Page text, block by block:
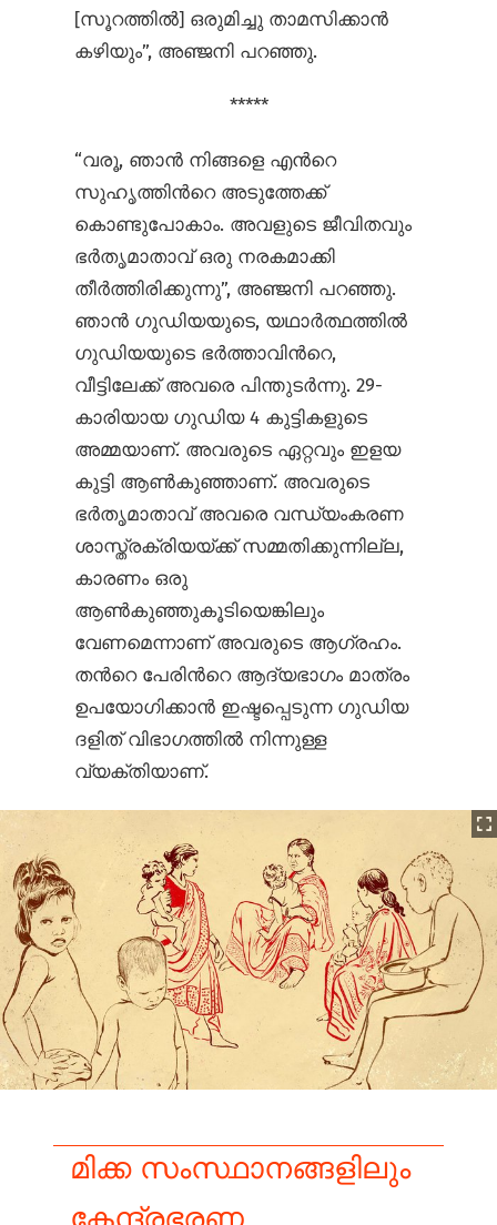
[സൂറത്തില്‍] ഒരുമിച്ചു താമസിക്കാന്‍
കഴിയും”, അഞ്ജനി പറഞ്ഞു.
*****
“വരൂ, ഞാന്‍ നിങ്ങളെ എന്‍റെ
സുഹൃത്തിന്‍റെ അടുത്തേക്ക്
കൊണ്ടുപോകാം. അവളുടെ ജീവിതവും
ഭര്‍തൃമാതാവ് ഒരു നരകമാക്കി
തീര്‍ത്തിരിക്കുന്നു”, അഞ്ജനി പറഞ്ഞു.
ഞാന്‍ ഗുഡിയയുടെ, യഥാര്‍ത്ഥത്തില്‍
ഗുഡിയയുടെ ഭര്‍ത്താവിന്‍റെ,
വീട്ടിലേക്ക് അവരെ പിന്തുടര്‍ന്നു. 29-
കാരിയായ ഗുഡിയ 4 കുട്ടികളുടെ
അമ്മയാണ്. അവരുടെ ഏറ്റവും ഇളയ
കുട്ടി ആണ്‍കുഞ്ഞാണ്. അവരുടെ
ഭര്‍തൃമാതാവ് അവരെ വന്ധ്യംകരണ
ശാസ്ത്രക്രിയയ്ക്ക് സമ്മതിക്കുന്നില്ല,
കാരണം ഒരു
ആണ്‍കുഞ്ഞുകൂടിയെങ്കിലും
വേണമെന്നാണ് അവരുടെ ആഗ്രഹം.
തന്‍റെ പേരിന്‍റെ ആദ്യഭാഗം മാത്രം
ഉപയോഗിക്കാന്‍ ഇഷ്ടപ്പെടുന്ന ഗുഡിയ
ദളിത്‌ വിഭാഗത്തില്‍ നിന്നുള്ള
വ്യക്തിയാണ്.
മിക്ക സംസ്ഥാനങ്ങളിലും